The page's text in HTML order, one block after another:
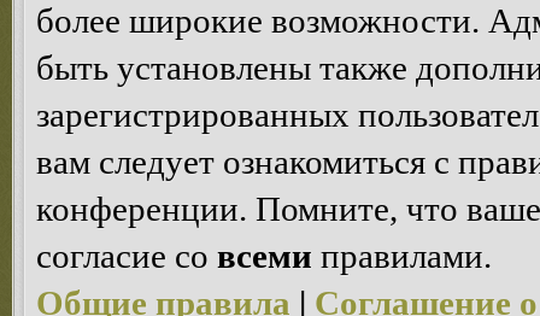
более широкие возможности.
быть установлены также
зарегистрированных
вам следует ознакомиться с
конференции. Помните, что
согласие со всеми правилами.
Общие правила | Соглашение